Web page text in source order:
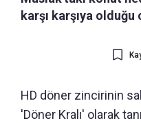
karşı karşıya olduğu
HD döner zincirinin
'Döner Kralı' olarak